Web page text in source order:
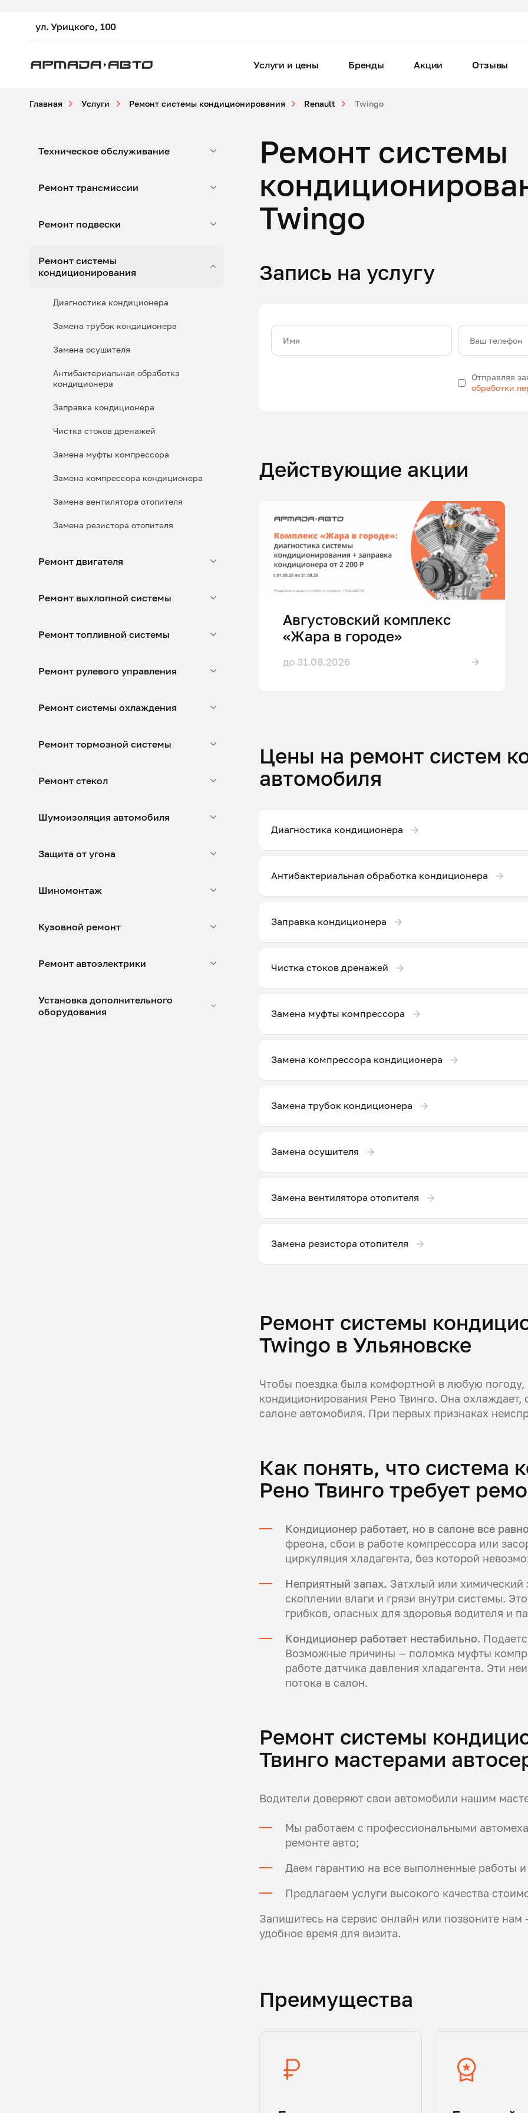
ул. Урицкого, 100
Услуги и цены Бренды Акции Отзывы
Главная Услуги Ремонт системы кондиционирования Renault Twingo
Техническое обслуживание
Ремонт трансмиссии
Ремонт подвески
Ремонт системы
кондиционирования
Диагностика кондиционера
Замена трубок кондиционера
Замена осушителя
Антибактериальная обработка
кондиционера
Заправка кондиционера
Чистка стоков дренажей
Замена муфты компрессора
Замена компрессора кондиционера
Замена вентилятора отопителя
Замена резистора отопителя
Ремонт двигателя
Ремонт выхлопной системы
Ремонт топливной системы
Ремонт рулевого управления
Ремонт системы охлаждения
Ремонт тормозной системы
Ремонт стекол
Шумоизоляция автомобиля
Защита от угона
Шиномонтаж
Кузовной ремонт
Ремонт автоэлектрики
Установка дополнительного
оборудования
Ремонт системы
Twingo
Запись на услугу
Имя Ваш телефон
Отправляя
обработки
Действующие акции
Августовский комплекс
«Жара в городе»
до 31.08.2026
Цены на ремонт систем
автомобиля
Диагностика кондиционера
Антибактериальная обработка кондиционера
Заправка кондиционера
Чистка стоков дренажей
Замена муфты компрессора
Замена компрессора кондиционера
Замена трубок кондиционера
Замена осушителя
Замена вентилятора отопителя
Замена резистора отопителя
Ремонт системы
Twingo в Ульяновске
Чтобы поездка была комфортной в любую
кондиционирования Рено Твинго. Она охлаждает,
салоне автомобиля. При первых признаках
Как понять, что система
Рено Твинго требует
Кондиционер работает, но в салоне все
фреона, сбои в работе компрессора или
циркуляция хладагента, без которой
Неприятный запах. Затхлый или химический
скоплении влаги и грязи внутри системы.
грибков, опасных для здоровья водителя и
Кондиционер работает нестабильно.
Возможные причины — поломка муфты
работе датчика давления хладагента. Эти
потока в салон.
Ремонт системы
Твинго мастерами
Водители доверяют свои автомобили нашим
Мы работаем с профессиональными
ремонте авто;
Даем гарантию на все выполненные работы и
Предлагаем услуги высокого качества
Запишитесь на сервис онлайн или позвоните
удобное время для визита.
Преимущества